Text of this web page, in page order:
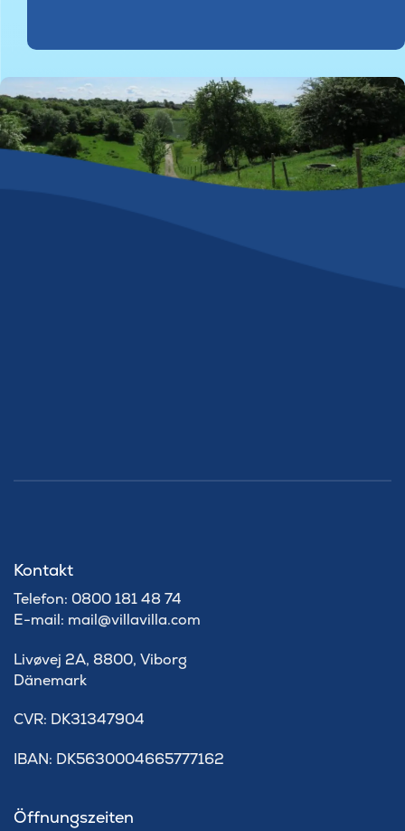
Kontakt
Telefon: 0800 181 48 74
E-mail: mail@villavilla.com
Livøvej 2A, 8800, Viborg
Dänemark
​CVR: DK31347904
IBAN: DK5630004665777162
Öffnungszeiten